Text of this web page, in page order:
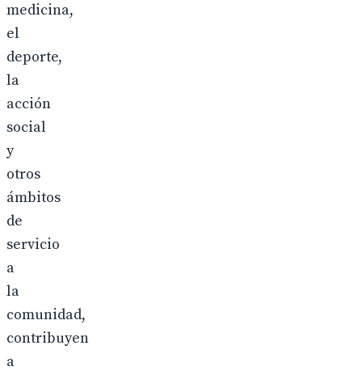
medicina,
el
deporte,
la
acción
social
y
otros
ámbitos
de
servicio
a
la
comunidad,
contribuyen
a